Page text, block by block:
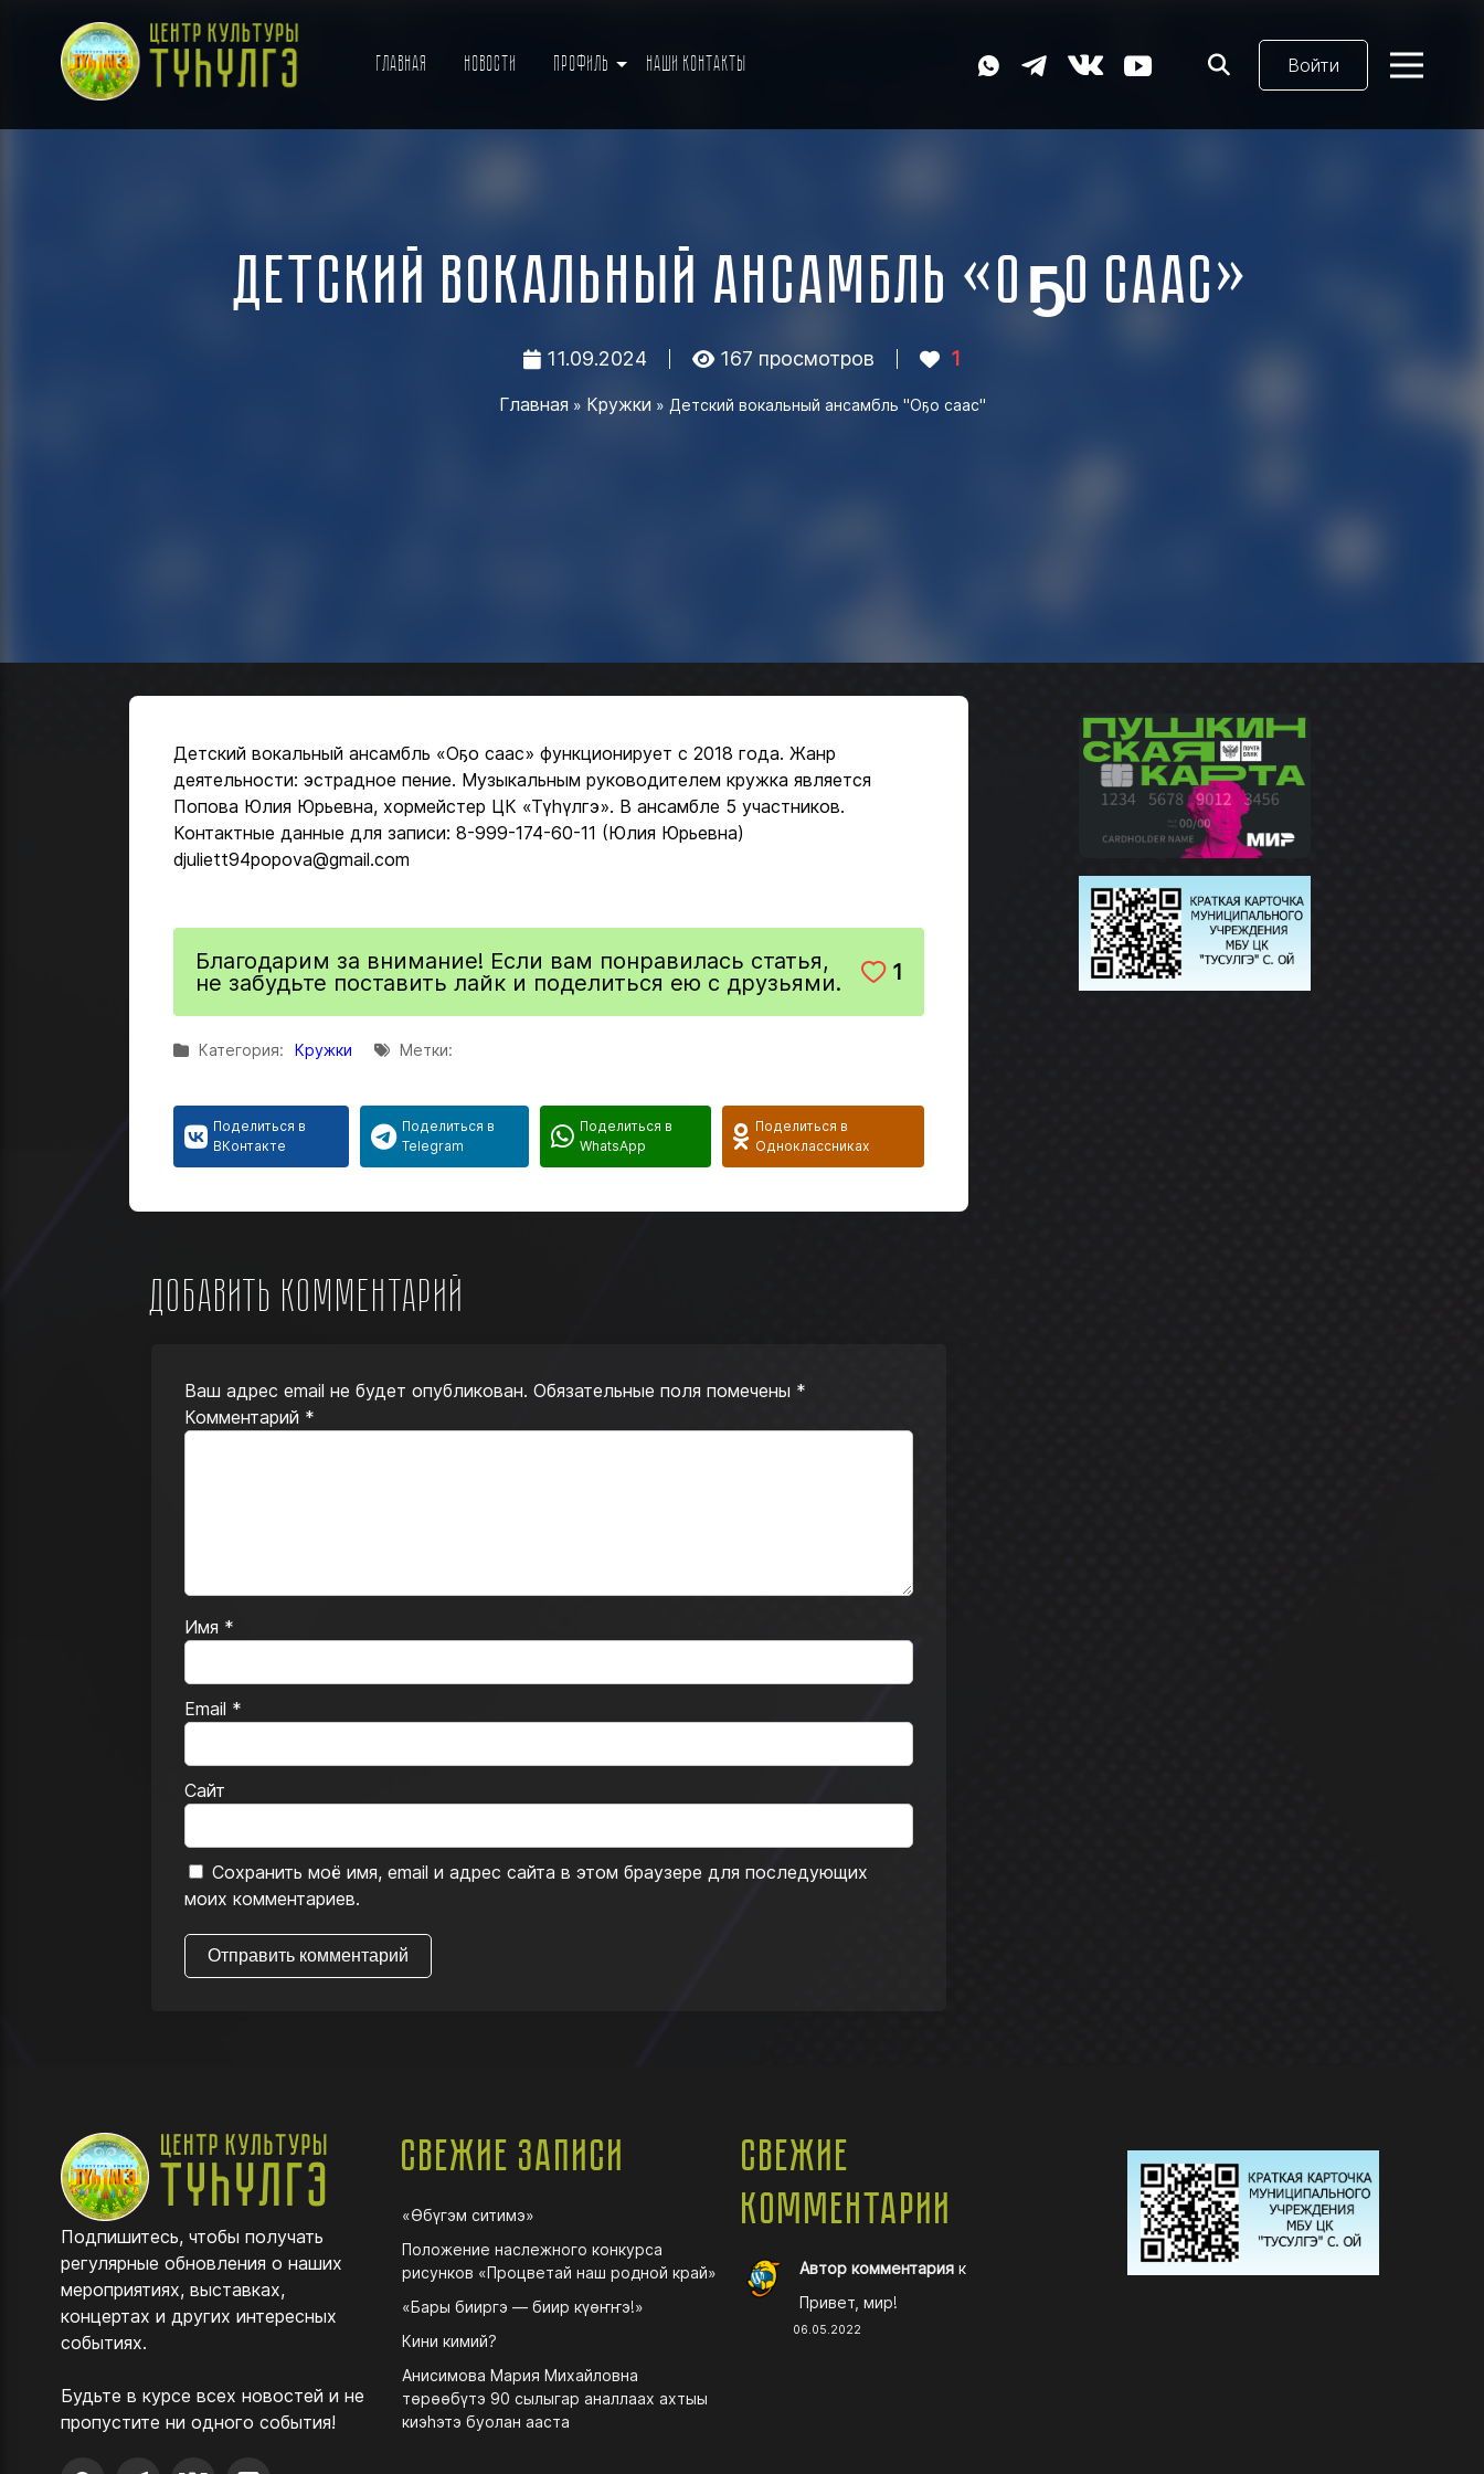
Главная Новости Профиль Наши контакты Войти
Детский вокальный ансамбль «Оҕо саас»
11.09.2024 167 просмотров 1
Главная » Кружки » Детский вокальный ансамбль "Оҕо саас"
Детский вокальный ансамбль «Оҕо саас» функционирует с 2018 года. Жанр
деятельности: эстрадное пение. Музыкальным руководителем кружка является
Попова Юлия Юрьевна, хормейстер ЦК «Түһүлгэ». В ансамбле 5 участников.
Контактные данные для записи: 8-999-174-60-11 (Юлия Юрьевна)
djuliett94popova@gmail.com
Благодарим за внимание! Если вам понравилась статья,
не забудьте поставить лайк и поделиться ею с друзьями.
1
Категория: Кружки Метки:
Поделиться в
ВКонтакте
Поделиться в
Telegram
Поделиться в
WhatsApp
Поделиться в
Одноклассниках
Добавить комментарий
Ваш адрес email не будет опубликован. Обязательные поля помечены *
Комментарий *
Имя *
Email *
Сайт
Сохранить моё имя, email и адрес сайта в этом браузере для последующих
моих комментариев.
Подпишитесь, чтобы получать
регулярные обновления о наших
мероприятиях, выставках,
концертах и других интересных
событиях.
Будьте в курсе всех новостей и не
пропустите ни одного события!
Свежие записи
«Өбүгэм ситимэ»
Положение наслежного конкурса
рисунков «Процветай наш родной край»
«Бары бииргэ — биир күөҥҥэ!»
Кини кимий?
Анисимова Мария Михайловна
төрөөбүтэ 90 сылыгар аналлаах ахтыы
киэһэтэ буолан ааста
Свежие
комментарии
Автор комментария к
Привет, мир!
06.05.2022